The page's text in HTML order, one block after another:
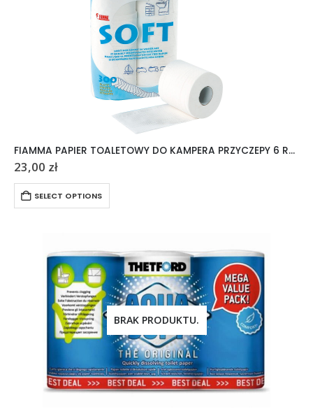
FIAMMA PAPIER TOALETOWY DO KAMPERA PRZYCZEPY 6 ROLEK
23,00 zł
SELECT OPTIONS
BRAK PRODUKTU.